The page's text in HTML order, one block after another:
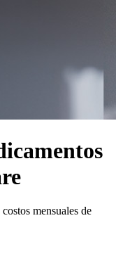
mensuales de